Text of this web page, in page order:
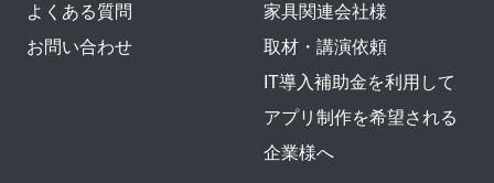
よくある質問
お問い合わせ
家具関連会社様
取材・講演依頼
IT導入補助金を利用して
アプリ制作を希望される
企業様へ